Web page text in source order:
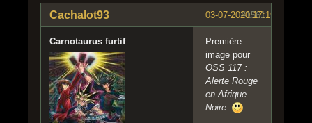
#1561
03-07-2020 17:19:15
Cachalot93
Carnotaurus furtif
Première
image pour
OSS 117 :
Alerte Rouge
en Afrique
Noire